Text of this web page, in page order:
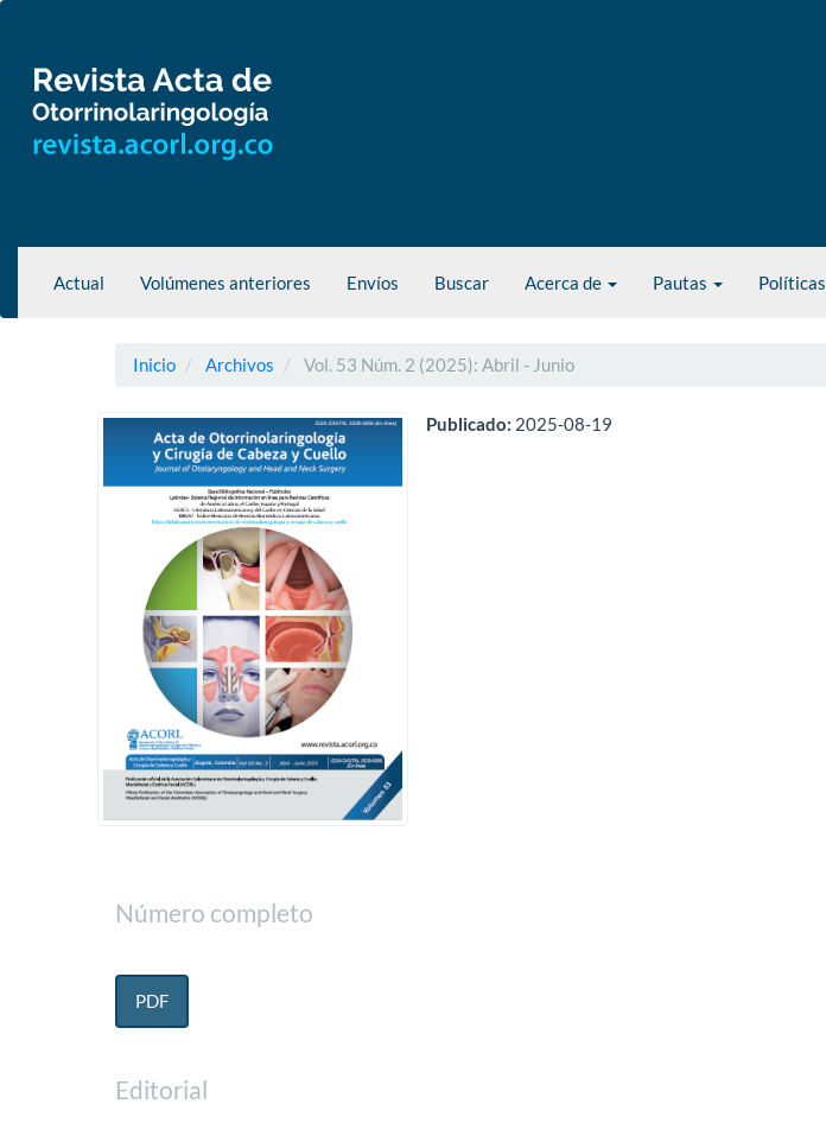
principal
Barra
lateral
Actual Volúmenes anteriores Envíos Buscar Acerca de Pautas Políticas
Inicio Archivos Vol. 53 Núm. 2 (2025): Abril - Junio
Publicado: 2025-08-19
Número completo
PDF
Editorial